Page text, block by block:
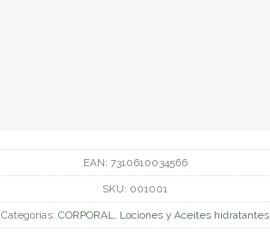
EAN: 7310610034566
SKU: 001001
Categorías:CORPORAL, Lociones y Aceites hidratantes